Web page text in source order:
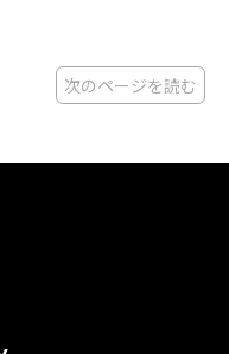
次のページを読む